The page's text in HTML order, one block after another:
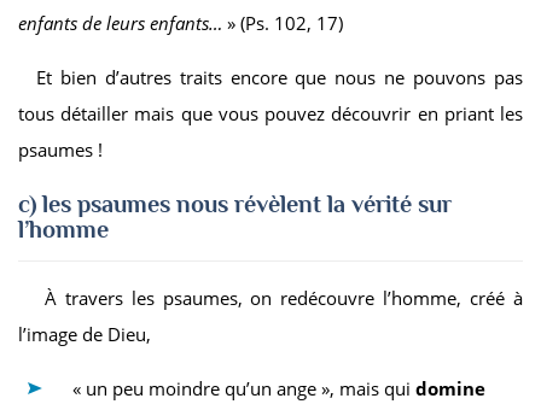
enfants de leurs enfants… » (Ps. 102, 17)
Et bien d’autres traits encore que nous ne pouvons pas
tous détailler mais que vous pouvez découvrir en priant les
psaumes !
c) les psaumes nous révèlent la vérité sur
l’homme
À travers les psaumes, on redécouvre l’homme, créé à
l’image de Dieu,
« un peu moindre qu’un ange », mais qui domine